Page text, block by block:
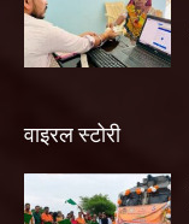
वाइरल स्टोरी